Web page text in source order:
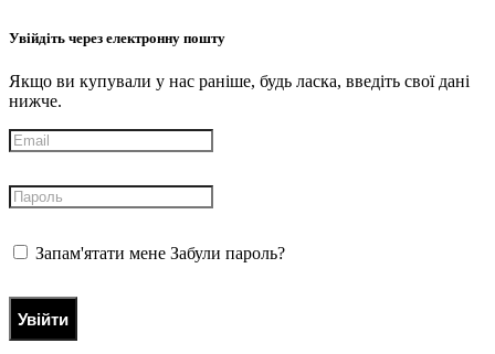
Увійдіть через електронну пошту
Якщо ви купували у нас раніше, будь ласка, введіть свої дані
нижче.
Запам'ятати мене Забули пароль?
Увійти